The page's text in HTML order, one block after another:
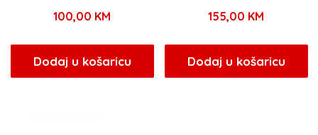
100,00 KM
Dodaj u košaricu
155,00 KM
Dodaj u košaricu